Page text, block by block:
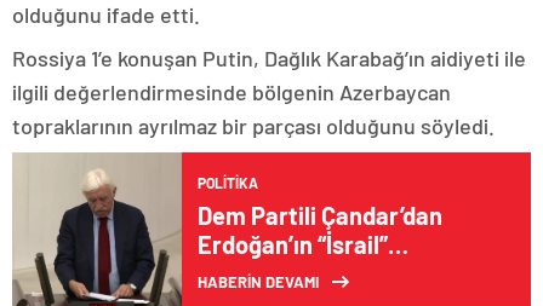
olduğunu ifade etti.
Rossiya 1’e konuşan Putin, Dağlık Karabağ’ın aidiyeti ile
ilgili değerlendirmesinde bölgenin Azerbaycan
topraklarının ayrılmaz bir parçası olduğunu söyledi.
POLITIKA
Dem Partili Çandar’dan
Erdoğan’ın “İsrail”
Açıklamasına Tepki: “Yeni Bir
HABERİN DEVAMI